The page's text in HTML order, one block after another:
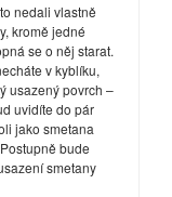
nedali vlastně
kromě jedné
se o něj starat.
v kyblíku,
usazený povrch –
uvidíte do pár
jako smetana
bude
smetany